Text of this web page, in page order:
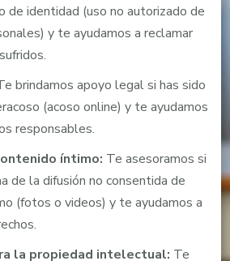
de identidad (uso no autorizado de
y te ayudamos a reclamar
brindamos apoyo legal si has sido
(acoso online) y te ayudamos
responsables.
íntimo: Te asesoramos si
de la difusión no consentida de
(fotos o videos) y te ayudamos a
la propiedad intelectual: Te